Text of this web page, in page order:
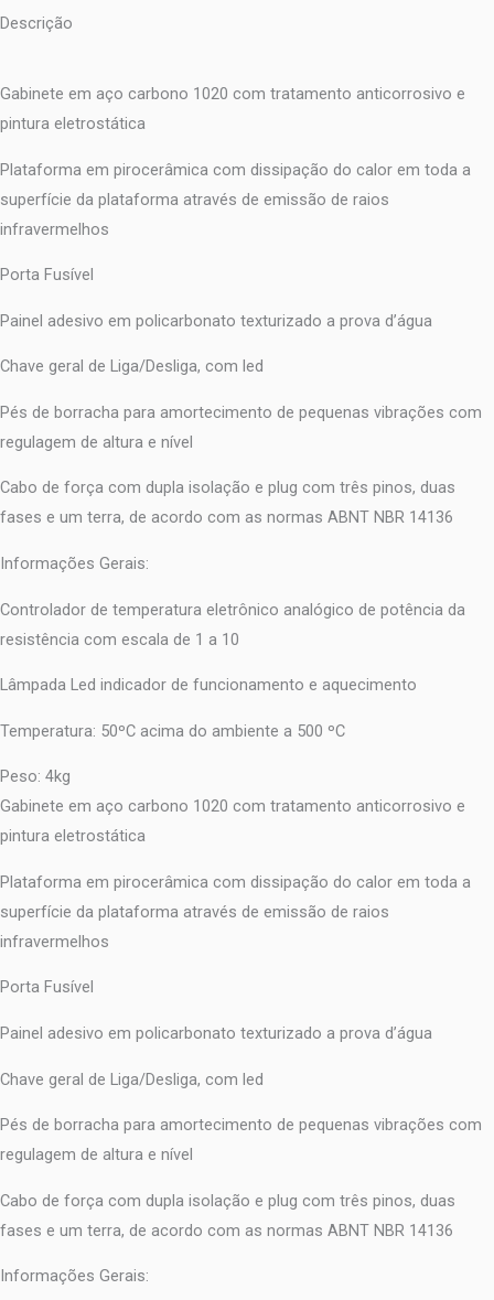
Descrição
Gabinete em aço carbono 1020 com tratamento anticorrosivo e
pintura eletrostática
Plataforma em pirocerâmica com dissipação do calor em toda a
superfície da plataforma através de emissão de raios
infravermelhos
Porta Fusível
Painel adesivo em policarbonato texturizado a prova d’água
Chave geral de Liga/Desliga, com led
Pés de borracha para amortecimento de pequenas vibrações com
regulagem de altura e nível
Cabo de força com dupla isolação e plug com três pinos, duas
fases e um terra, de acordo com as normas ABNT NBR 14136
Informações Gerais:
Controlador de temperatura eletrônico analógico de potência da
resistência com escala de 1 a 10
Lâmpada Led indicador de funcionamento e aquecimento
Temperatura: 50ºC acima do ambiente a 500 ºC
Peso: 4kg
Gabinete em aço carbono 1020 com tratamento anticorrosivo e
pintura eletrostática
Plataforma em pirocerâmica com dissipação do calor em toda a
superfície da plataforma através de emissão de raios
infravermelhos
Porta Fusível
Painel adesivo em policarbonato texturizado a prova d’água
Chave geral de Liga/Desliga, com led
Pés de borracha para amortecimento de pequenas vibrações com
regulagem de altura e nível
Cabo de força com dupla isolação e plug com três pinos, duas
fases e um terra, de acordo com as normas ABNT NBR 14136
Informações Gerais: